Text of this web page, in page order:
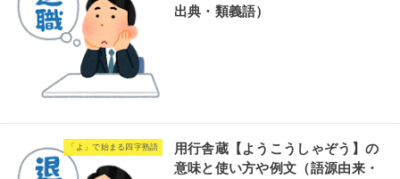
出典・類義語）
「よ」で始まる四字熟語
用行舎蔵【ようこうしゃぞう】の
意味と使い方や例文（語源由来・